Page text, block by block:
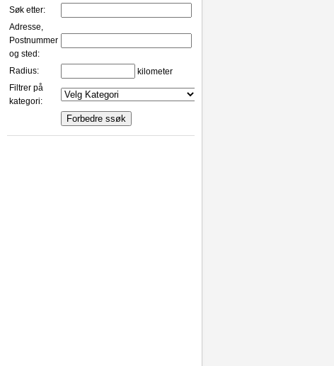
Søk etter:
Adresse,
Postnummer
og sted:
Radius:
kilometer
Filtrer på
kategori: